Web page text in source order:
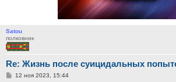
Satou
полковник
Re: Жизнь после суицидальных
Сообщение
12 ноя 2023, 15:44